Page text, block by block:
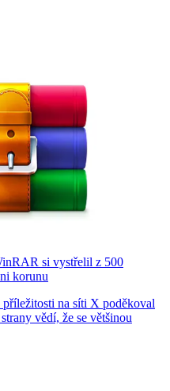
si vystřelil z 500
korunu
na síti X poděkoval
vědí, že se většinou